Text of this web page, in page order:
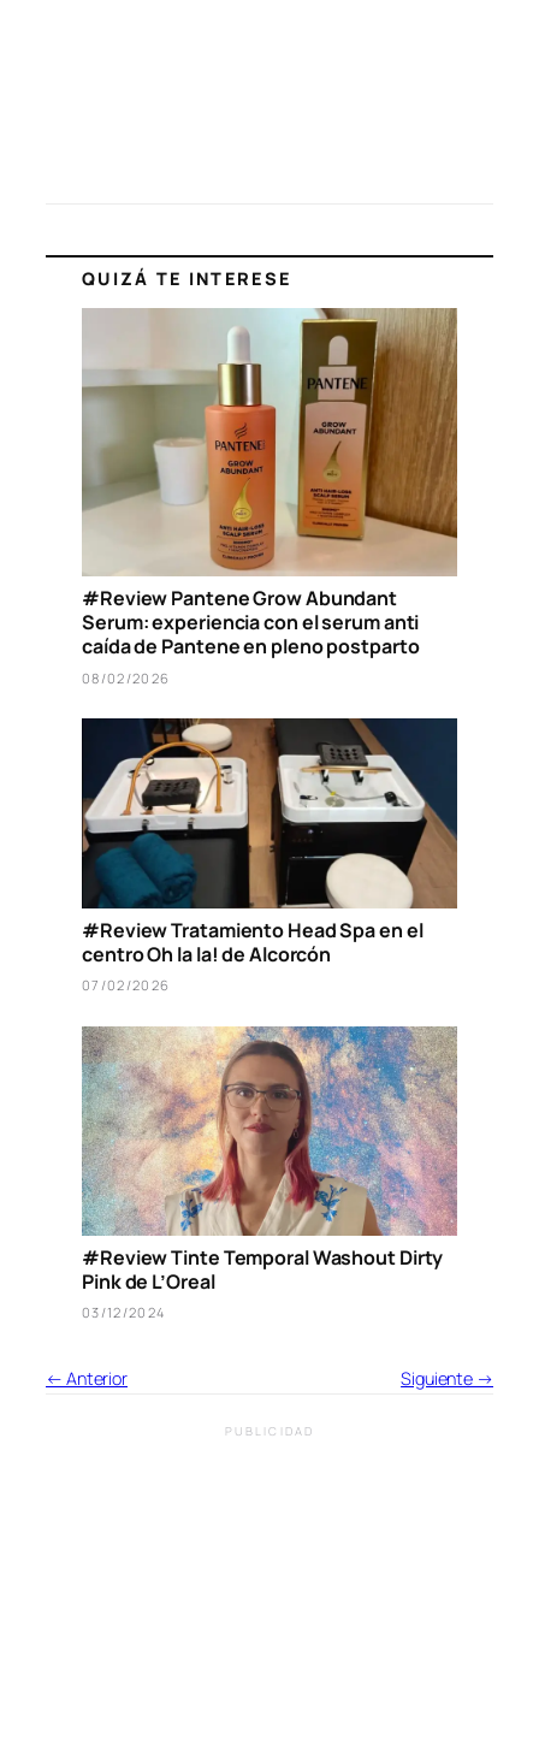
QUIZÁ TE INTERESE
#Review Pantene Grow Abundant
Serum: experiencia con el serum anti
caída de Pantene en pleno postparto
08/02/2026
#Review Tratamiento Head Spa en el
centro Oh la la! de Alcorcón
07/02/2026
#Review Tinte Temporal Washout Dirty
Pink de L’Oreal
03/12/2024
← Anterior Siguiente →
PUBLICIDAD